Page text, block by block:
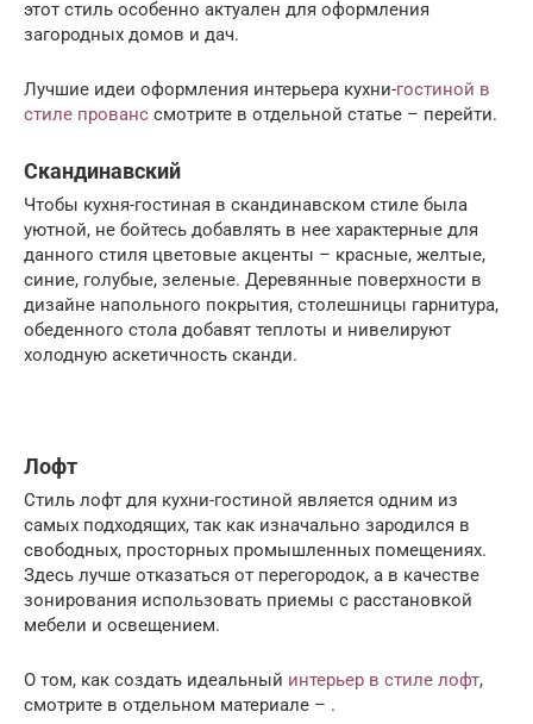
этот стиль особенно актуален для оформления
загородных домов и дач.
Лучшие идеи оформления интерьера кухни-гостиной в
стиле прованс смотрите в отдельной статье – перейти.
Скандинавский
Чтобы кухня-гостиная в скандинавском стиле была
уютной, не бойтесь добавлять в нее характерные для
данного стиля цветовые акценты – красные, желтые,
синие, голубые, зеленые. Деревянные поверхности в
дизайне напольного покрытия, столешницы гарнитура,
обеденного стола добавят теплоты и нивелируют
холодную аскетичность сканди.
Лофт
Стиль лофт для кухни-гостиной является одним из
самых подходящих, так как изначально зародился в
свободных, просторных промышленных помещениях.
Здесь лучше отказаться от перегородок, а в качестве
зонирования использовать приемы с расстановкой
мебели и освещением.
О том, как создать идеальный интерьер в стиле лофт,
смотрите в отдельном материале – .